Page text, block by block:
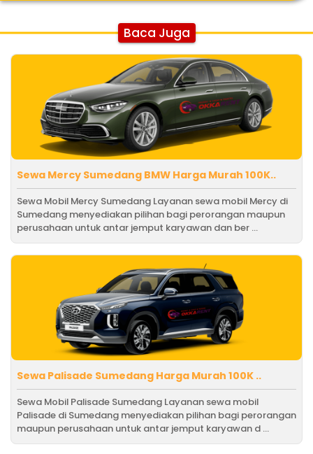
Baca Juga
Sewa Mercy Sumedang BMW Harga Murah 100K..
Sewa Mobil Mercy Sumedang Layanan sewa mobil Mercy di
Sumedang menyediakan pilihan bagi perorangan maupun
perusahaan untuk antar jemput karyawan dan ber ...
Sewa Palisade Sumedang Harga Murah 100K ..
Sewa Mobil Palisade Sumedang Layanan sewa mobil
Palisade di Sumedang menyediakan pilihan bagi perorangan
maupun perusahaan untuk antar jemput karyawan d ...